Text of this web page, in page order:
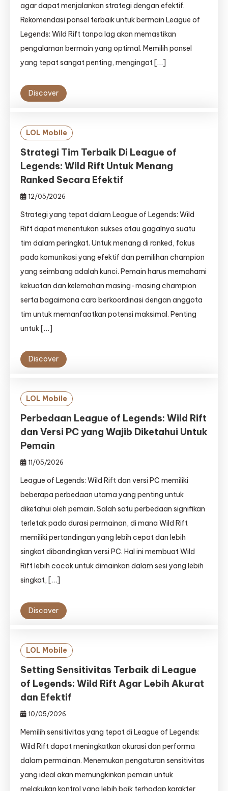
agar dapat menjalankan strategi dengan efektif.
Rekomendasi ponsel terbaik untuk bermain League of
Legends: Wild Rift tanpa lag akan memastikan
pengalaman bermain yang optimal. Memilih ponsel
yang tepat sangat penting, mengingat […]
Discover
LOL Mobile
Strategi Tim Terbaik Di League of
Legends: Wild Rift Untuk Menang
Ranked Secara Efektif
12/05/2026
Strategi yang tepat dalam League of Legends: Wild
Rift dapat menentukan sukses atau gagalnya suatu
tim dalam peringkat. Untuk menang di ranked, fokus
pada komunikasi yang efektif dan pemilihan champion
yang seimbang adalah kunci. Pemain harus memahami
kekuatan dan kelemahan masing-masing champion
serta bagaimana cara berkoordinasi dengan anggota
tim untuk memanfaatkan potensi maksimal. Penting
untuk […]
Discover
LOL Mobile
Perbedaan League of Legends: Wild Rift
dan Versi PC yang Wajib Diketahui Untuk
Pemain
11/05/2026
League of Legends: Wild Rift dan versi PC memiliki
beberapa perbedaan utama yang penting untuk
diketahui oleh pemain. Salah satu perbedaan signifikan
terletak pada durasi permainan, di mana Wild Rift
memiliki pertandingan yang lebih cepat dan lebih
singkat dibandingkan versi PC. Hal ini membuat Wild
Rift lebih cocok untuk dimainkan dalam sesi yang lebih
singkat, […]
Discover
LOL Mobile
Setting Sensitivitas Terbaik di League
of Legends: Wild Rift Agar Lebih Akurat
dan Efektif
10/05/2026
Memilih sensitivitas yang tepat di League of Legends:
Wild Rift dapat meningkatkan akurasi dan performa
dalam permainan. Menemukan pengaturan sensitivitas
yang ideal akan memungkinkan pemain untuk
melakukan kontrol yang lebih baik terhadap karakter